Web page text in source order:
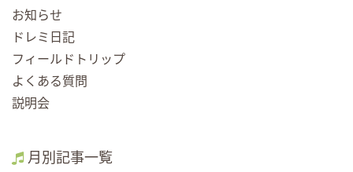
お知らせ
ドレミ日記
フィールドトリップ
よくある質問
説明会
月別記事一覧